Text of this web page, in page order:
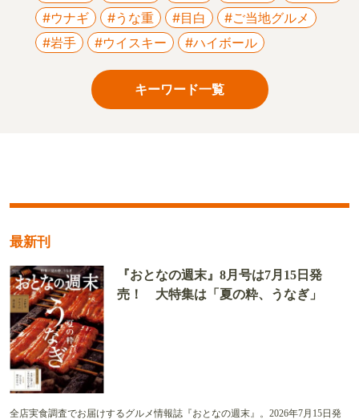
#ウナギ
#うな重 #目白
#ご当地グルメ
#岩手
#ウイスキー #ハイボール
キーワード一覧
最新刊
『おとなの週末』8月号は7月15日発
売！ 大特集は「夏の粋、うなぎ」
全店実食調査でお届けするグルメ情報誌『おとなの週末』。2026年7月15日発